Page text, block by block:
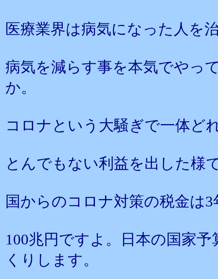
医療業界は病気になった人を
病気を減らす事を本気でやっ
か。
コロナという大騒ぎで一体ど
とんでもない利益を出した様
国からのコロナ対策の税金は
100兆円ですよ。日本の国家
くりします。